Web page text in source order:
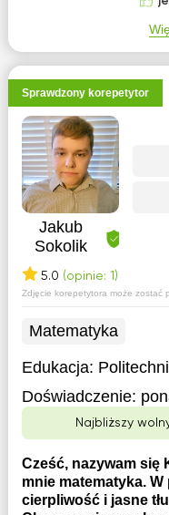
Sprawdzony korepetytor
Jakub
Sokolik
5.0 (opinie: 1)
Zdjęcie korepetytora może zostać
Matematyka
Edukacja:
Doświadczenie:
Najbliższy
Cześć, nazywam się
mnie matematyka.
cierpliwość i jasne